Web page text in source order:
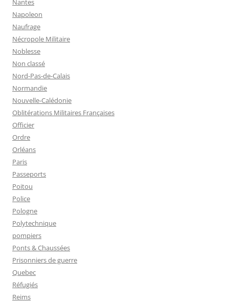
Nantes
Napoleon
Naufrage
Nécropole Militaire
Noblesse
Non classé
Nord-Pas-de-Calais
Normandie
Nouvelle-Calédonie
Oblitérations Militaires Françaises
Officier
Ordre
Orléans
Paris
Passeports
Poitou
Police
Pologne
Polytechnique
pompiers
Ponts & Chaussées
Prisonniers de guerre
Quebec
Réfugiés
Reims